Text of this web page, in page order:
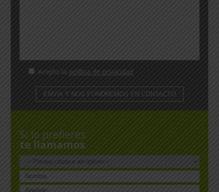
Acepto la política de privacidad
Si lo prefieres
te llamamos